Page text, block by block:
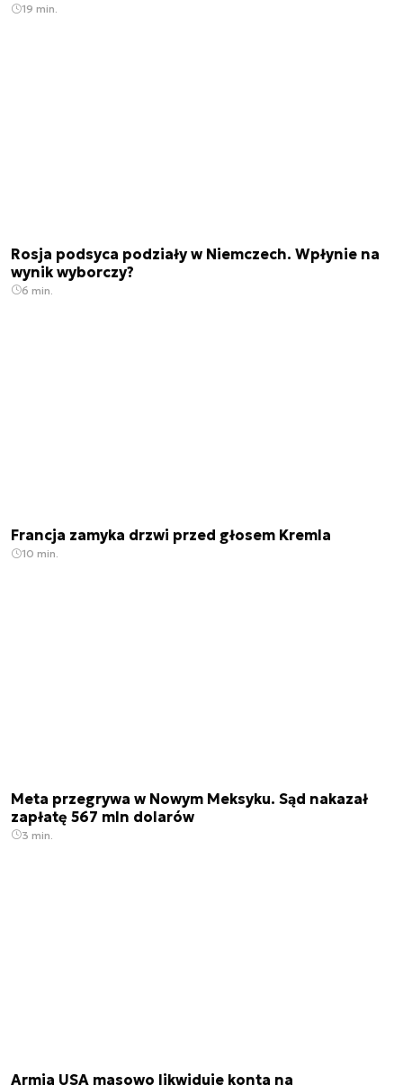
19 min.
Rosja podsyca podziały w Niemczech. Wpłynie na
wynik wyborczy?
6 min.
Francja zamyka drzwi przed głosem Kremla
10 min.
Meta przegrywa w Nowym Meksyku. Sąd nakazał
zapłatę 567 mln dolarów
3 min.
Armia USA masowo likwiduje konta na